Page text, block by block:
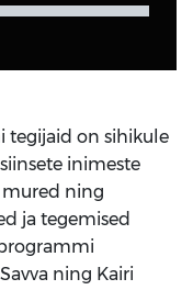
tegijaid on sihikule
inimeste
mured ning
ja tegemised
ning Kairi